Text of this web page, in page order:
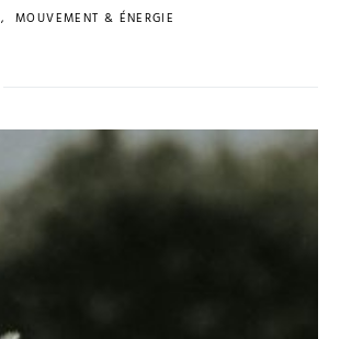
MOUVEMENT & ÉNERGIE